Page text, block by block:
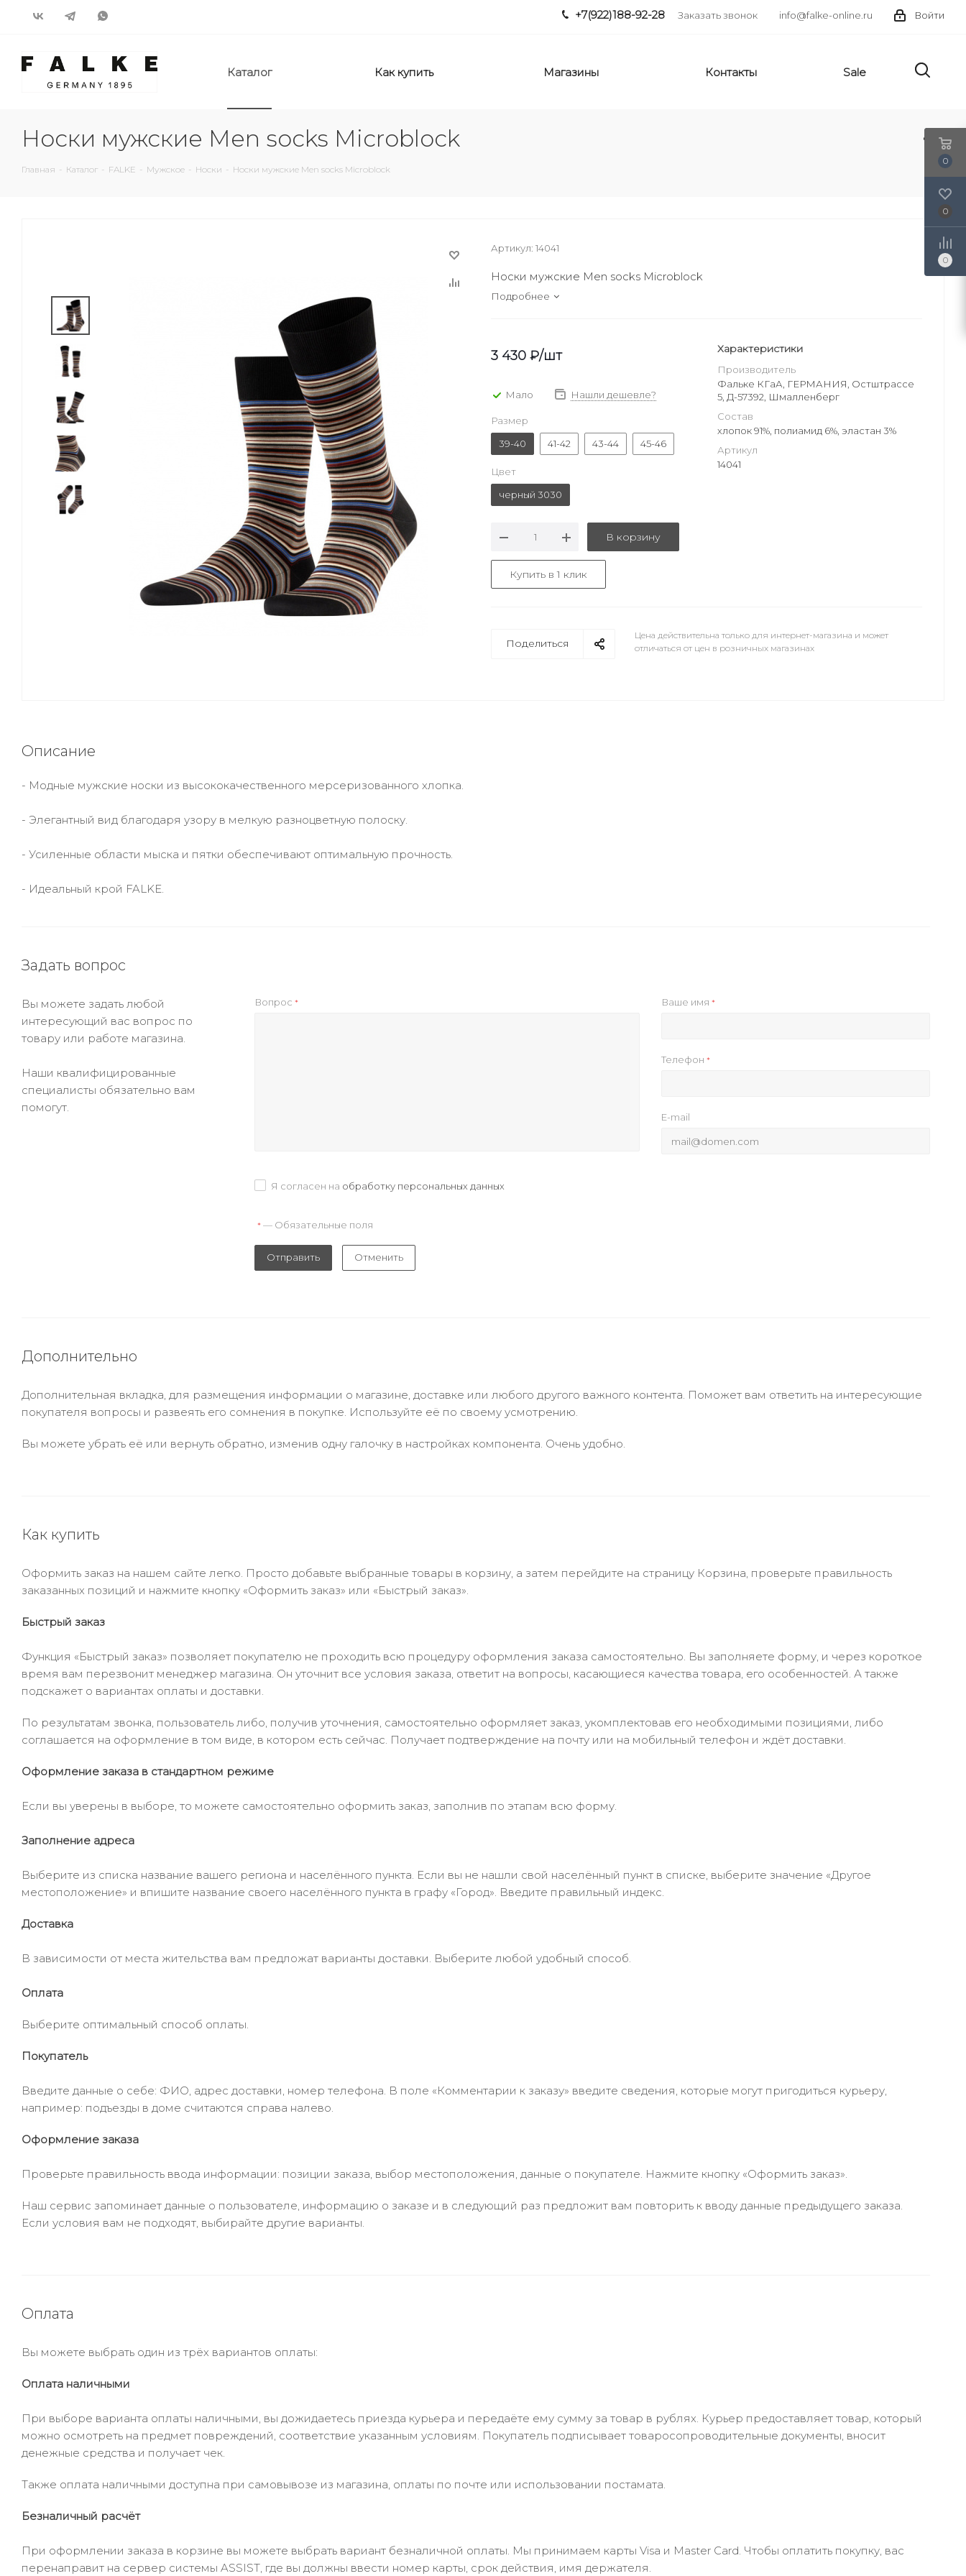
Войти
info@falke-online.ru
+7(922)188-92-28 Заказать звонок
Каталог Как купить Магазины Контакты Sale
Носки мужские Men socks Microblock
Главная - Каталог - FALKE - Мужское - Носки - Носки мужские Men socks Microblock
Артикул: 14041
Носки мужские Men socks Microblock
Подробнее
3 430 ₽/шт
Мало Нашли дешевле?
Размер
39-40
41-42 43-44 45-46
Цвет
черный 3030
В корзину
Купить в 1 клик
Характеристики
Производитель
Фальке КГаА, ГЕРМАНИЯ, Остштрассе
5, Д-57392, Шмалленберг
Состав
хлопок 91%, полиамид 6%, эластан 3%
Артикул
14041
Поделиться
Цена действительна только для интернет-магазина и может
отличаться от цен в розничных магазинах
Описание
- Модные мужские носки из высококачественного мерсеризованного хлопка.
- Элегантный вид благодаря узору в мелкую разноцветную полоску.
- Усиленные области мыска и пятки обеспечивают оптимальную прочность.
- Идеальный крой FALKE.
Задать вопрос
Вы можете задать любой
интересующий вас вопрос по
товару или работе магазина.
Наши квалифицированные
специалисты обязательно вам
помогут.
Вопрос * Ваше имя *
Телефон *
E-mail
Я согласен на обработку персональных данных
*— Обязательные поля
Отправить Отменить
Дополнительно
Дополнительная вкладка, для размещения информации о магазине, доставке или любого другого важного контента. Поможет вам ответить на интересующие
покупателя вопросы и развеять его сомнения в покупке. Используйте её по своему усмотрению.
Вы можете убрать её или вернуть обратно, изменив одну галочку в настройках компонента. Очень удобно.
Как купить
Оформить заказ на нашем сайте легко. Просто добавьте выбранные товары в корзину, а затем перейдите на страницу Корзина, проверьте правильность
заказанных позиций и нажмите кнопку «Оформить заказ» или «Быстрый заказ».
Быстрый заказ
Функция «Быстрый заказ» позволяет покупателю не проходить всю процедуру оформления заказа самостоятельно. Вы заполняете форму, и через короткое
время вам перезвонит менеджер магазина. Он уточнит все условия заказа, ответит на вопросы, касающиеся качества товара, его особенностей. А также
подскажет о вариантах оплаты и доставки.
По результатам звонка, пользователь либо, получив уточнения, самостоятельно оформляет заказ, укомплектовав его необходимыми позициями, либо
соглашается на оформление в том виде, в котором есть сейчас. Получает подтверждение на почту или на мобильный телефон и ждёт доставки.
Оформление заказа в стандартном режиме
Если вы уверены в выборе, то можете самостоятельно оформить заказ, заполнив по этапам всю форму.
Заполнение адреса
Выберите из списка название вашего региона и населённого пункта. Если вы не нашли свой населённый пункт в списке, выберите значение «Другое
местоположение» и впишите название своего населённого пункта в графу «Город». Введите правильный индекс.
Доставка
В зависимости от места жительства вам предложат варианты доставки. Выберите любой удобный способ.
Оплата
Выберите оптимальный способ оплаты.
Покупатель
Введите данные о себе: ФИО, адрес доставки, номер телефона. В поле «Комментарии к заказу» введите сведения, которые могут пригодиться курьеру,
например: подъезды в доме считаются справа налево.
Оформление заказа
Проверьте правильность ввода информации: позиции заказа, выбор местоположения, данные о покупателе. Нажмите кнопку «Оформить заказ».
Наш сервис запоминает данные о пользователе, информацию о заказе и в следующий раз предложит вам повторить к вводу данные предыдущего заказа.
Если условия вам не подходят, выбирайте другие варианты.
Оплата
Вы можете выбрать один из трёх вариантов оплаты:
Оплата наличными
При выборе варианта оплаты наличными, вы дожидаетесь приезда курьера и передаёте ему сумму за товар в рублях. Курьер предоставляет товар, который
можно осмотреть на предмет повреждений, соответствие указанным условиям. Покупатель подписывает товаросопроводительные документы, вносит
денежные средства и получает чек.
Также оплата наличными доступна при самовывозе из магазина, оплаты по почте или использовании постамата.
Безналичный расчёт
При оформлении заказа в корзине вы можете выбрать вариант безналичной оплаты. Мы принимаем карты Visa и Master Card. Чтобы оплатить покупку, вас
перенаправит на сервер системы ASSIST, где вы должны ввести номер карты, срок действия, имя держателя.
0
0
0